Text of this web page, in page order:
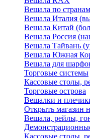
Вешала по
Вешала Италия
Вешала Китай
Вешала Россия
Вешала Тайвань
Вешала Южная
Вешала для
Торговые системы
Кассовые столы,
Торговые острова
Вешалки и
Открыть магазин
Вешала, рейлы,
Кассовые столы,